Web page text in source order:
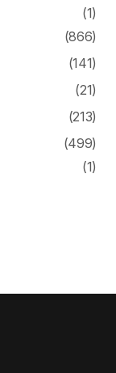
(1)
(866)
(141)
(21)
(213)
(499)
(1)